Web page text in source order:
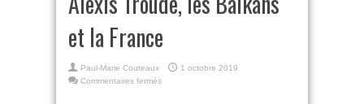
et la France
Paul-Marie Couteaux
1 octobre 2019
Commentaires fermés